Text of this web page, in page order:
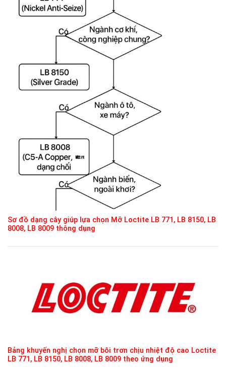
Sơ đồ dạng cây giúp lựa chọn Mỡ Loctite LB 771, LB 8150, LB
8008, LB 8009 thông dụng
Bảng khuyến nghị chọn mỡ bôi trơn chịu nhiệt độ cao Loctite
LB 771, LB 8150, LB 8008, LB 8009 theo ứng dụng